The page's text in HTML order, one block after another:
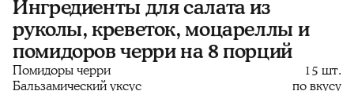
Ингредиенты для салата из
руколы, креветок, моцареллы и
помидоров черри на 8 порций
Помидоры черри
15 шт.
Бальзамический уксус
по вкусу